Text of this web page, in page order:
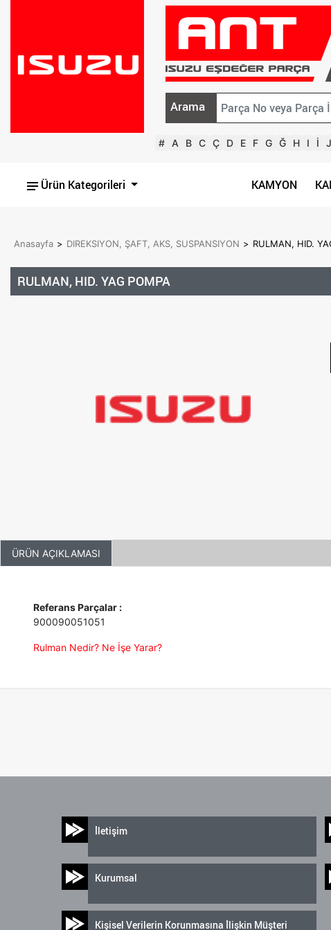
Arama
# A B C Ç D E F G Ğ H I İ J
Ürün Kategorileri KAMYON
Anasayfa > DIREKSIYON, ŞAFT, AKS, SUSPANSIYON > RULMAN, HID.
RULMAN, HID. YAG POMPA
ÜRÜN AÇIKLAMASI
Referans Parçalar :
900090051051
Rulman Nedir? Ne İşe Yarar?
İletişim
Kurumsal
Kişisel Verilerin Korunmasına İlişkin Müşteri